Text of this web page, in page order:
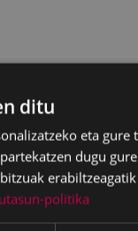
dira
ditu
eta gure
dugu
politika